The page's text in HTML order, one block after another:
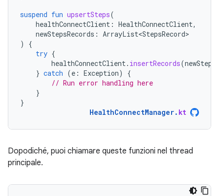
suspend fun upsertSteps(
healthConnectClient : HealthConnectClient,
newStepsRecords : ArrayList<StepsRecord>
)
{
try {
healthConnectClient. insertRecords(
} catch (e : Exception)
{
// Run error handling here
}
}
HealthConnectManager. kt
Dopodiché, puoi chiamare queste funzioni nel thread
principale.